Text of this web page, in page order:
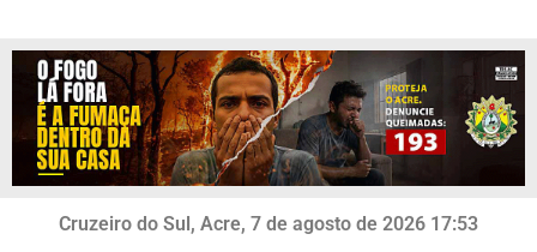
Cruzeiro do Sul, Acre, 7 de agosto de 2026 17:53